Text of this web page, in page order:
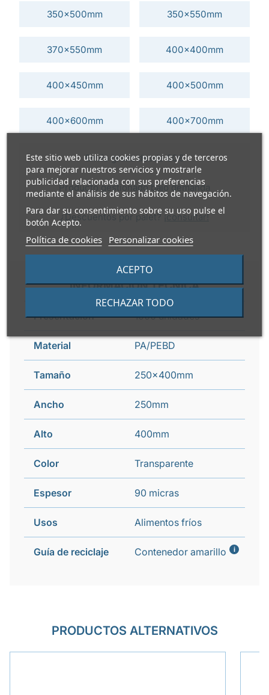
Este sitio web utiliza cookies propias y de terceros
para mejorar nuestros servicios y mostrarle
publicidad relacionada con sus preferencias
mediante el análisis de sus hábitos de navegación.
Para dar su consentimiento sobre su uso pulse el
botón Acepto.
Política de cookies Personalizar cookies
RECHAZAR TODO
ACEPTO
350x500mm 350x550mm
370x550mm 400x400mm
400x450mm 400x500mm
400x600mm 400x700mm
Envío gratis desde 60€
Producto gestionado bajo demanda
¿Descuentos por palet? ¡consultar!
INFORMACIÓN TÉCNICA
Presentación 1000 unidades
Material PA/PEBD
Tamaño 250x400mm
Ancho 250mm
Alto 400mm
Color Transparente
Espesor 90 micras
Usos Alimentos fríos
Guía de reciclaje Contenedor amarillo i
PRODUCTOS ALTERNATIVOS